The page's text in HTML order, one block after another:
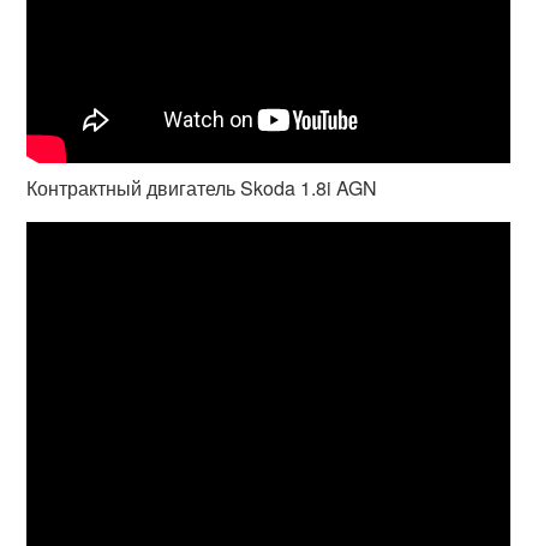
Контрактный двигатель Skoda 1.8i AGN